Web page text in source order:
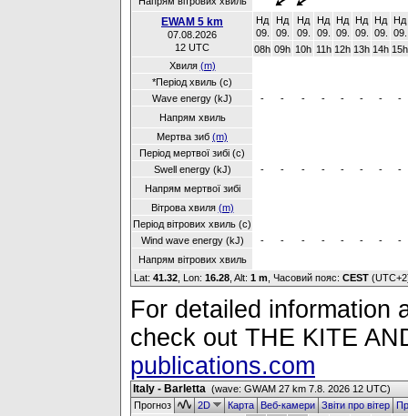
EWAM 5 km
07.08.2026
12 UTC
Нд
09.
Нд
09.
Нд
09.
Нд
09.
Нд
09.
Нд
09.
Нд
09.
Нд
09.
08h 09h 10h 11h 12h 13h 14h 15h
Хвиля (m)
*Період хвиль (с)
Wave energy (kJ)
- - - - - - -
-
Напрям хвиль
Мертва зиб (m)
Період мертвої зибі (с)
Swell energy (kJ)
- - - - - - -
-
Напрям мертвої зибі
Вітрова хвиля (m)
Період вітрових хвиль (с)
Wind wave energy (kJ)
- - - - - - -
-
Напрям вітрових хвиль
Lat: 41.32 , Lon: 16.28 Alt: 1 m , Часовий пояс: CEST
For detailed information
check out THE KITE
publications.com
Italy - Barletta (wave: GWAM 27 km 7.8. 2026 12 UTC)
Прогноз
2D КартаВеб-камериЗвіти про вітер